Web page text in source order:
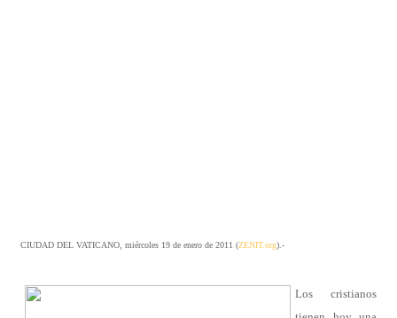
CIUDAD DEL VATICANO, miércoles 19 de enero de 2011 (ZENIT.org).-
Los cristianos